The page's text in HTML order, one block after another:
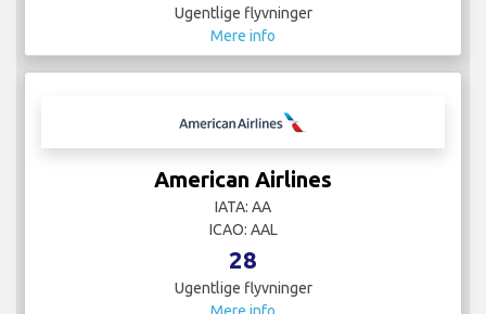
Ugentlige flyvninger
Mere info
American Airlines
IATA: AA
ICAO: AAL
28
Ugentlige flyvninger